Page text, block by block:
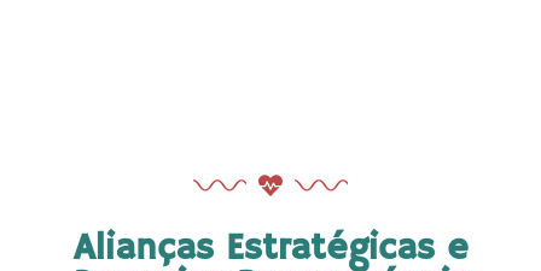
Alianças Estratégicas e